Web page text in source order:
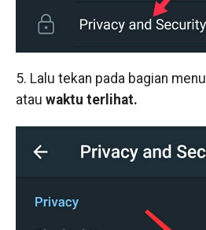
5. Lalu tekan pada bagian menu
atau waktu terlihat.